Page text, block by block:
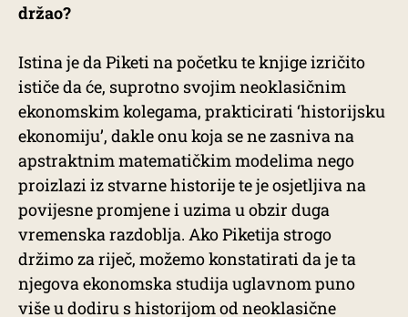
držao?
Istina je da Piketi na početku te knjige izričito
ističe da će, suprotno svojim neoklasičnim
ekonomskim kolegama, prakticirati ‘historijsku
ekonomiju’, dakle onu koja se ne zasniva na
apstraktnim matematičkim modelima nego
proizlazi iz stvarne historije te je osjetljiva na
povijesne promjene i uzima u obzir duga
vremenska razdoblja. Ako Piketija strogo
držimo za riječ, možemo konstatirati da je ta
njegova ekonomska studija uglavnom puno
više u dodiru s historijom od neoklasične